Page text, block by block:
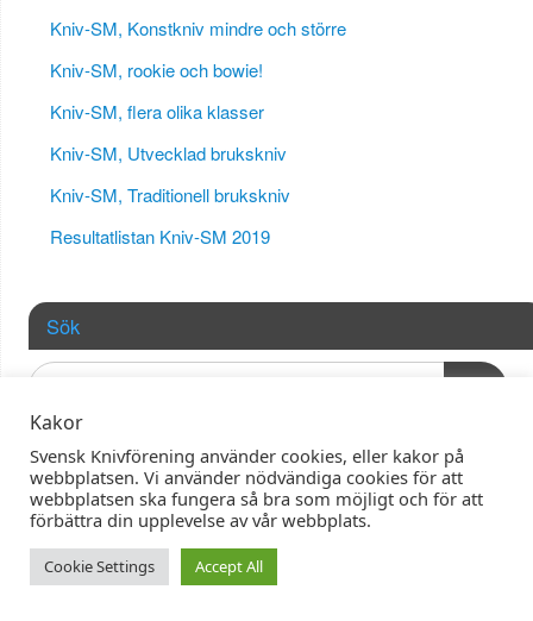
Kniv-SM, Konstkniv mindre och större
Kniv-SM, rookie och bowie!
Kniv-SM, flera olika klasser
Kniv-SM, Utvecklad brukskniv
Kniv-SM, Traditionell brukskniv
Resultatlistan Kniv-SM 2019
Sök
| Powered by Mantra
Kakor
Svensk Knivförening använder cookies, eller kakor på
webbplatsen. Vi använder nödvändiga cookies för att
webbplatsen ska fungera så bra som möjligt och för att
förbättra din upplevelse av vår webbplats.
Cookie Settings Accept All